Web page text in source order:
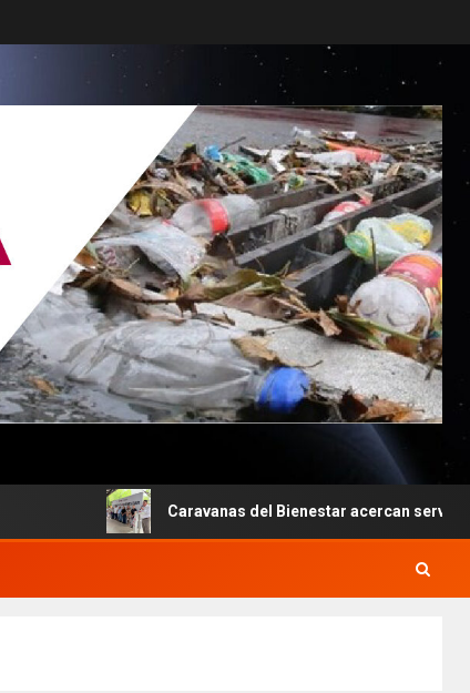
Caravanas del Bienestar acercan servicios